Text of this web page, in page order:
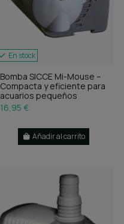
En stock
Bomba SICCE Mi-Mouse –
Compacta y eficiente para
acuarios pequeños
16,95 €
Añadir al carrito